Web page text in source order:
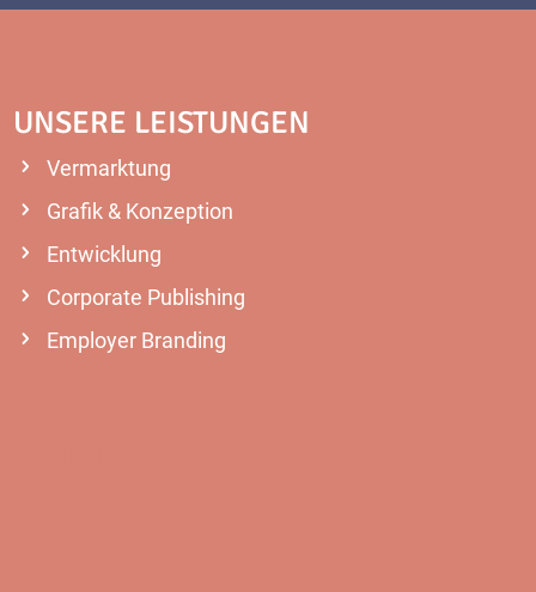
UNSERE LEISTUNGEN
Vermarktung
Grafik & Konzeption
Entwicklung
Corporate Publishing
Employer Branding